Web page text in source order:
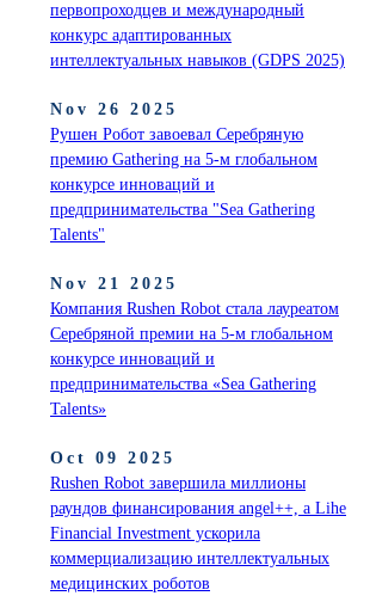
первопроходцев и международный
конкурс адаптированных
интеллектуальных навыков (GDPS 2025)
Nov 26 2025
Рушен Робот завоевал Серебряную
премию Gathering на 5-м глобальном
конкурсе инноваций и
предпринимательства "Sea Gathering
Talents"
Nov 21 2025
Компания Rushen Robot стала лауреатом
Серебряной премии на 5-м глобальном
конкурсе инноваций и
предпринимательства «Sea Gathering
Talents»
Oct 09 2025
Rushen Robot завершила миллионы
раундов финансирования angel++, а Lihe
Financial Investment ускорила
коммерциализацию интеллектуальных
медицинских роботов